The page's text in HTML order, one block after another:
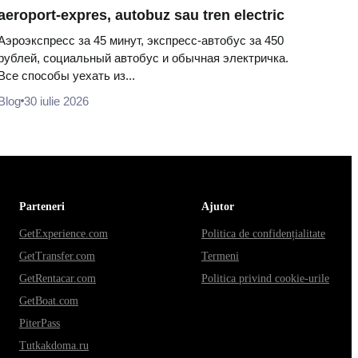
expres, autobuz sau tren electric
за 45 минут, экспресс-автобус за 450
социальный автобус и обычная электричка.
способы уехать из...
30 iulie 2026
Parteneri
GetExperience.com
GetTransfer.com
GetRentacar.com
GetBoat.com
PiterPass
Tutkakdoma.ru
Ajutor
Politica de confidențialitate
Termeni
Politica privind cookie-urile